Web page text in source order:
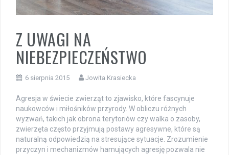
Z UWAGI NA
NIEBEZPIECZEŃSTWO
6 sierpnia 2015 Jowita Krasiecka
Agresja w świecie zwierząt to zjawisko, które fascynuje
naukowców i miłośników przyrody. W obliczu różnych
wyzwań, takich jak obrona terytoriów czy walka o zasoby,
zwierzęta często przyjmują postawy agresywne, które są
naturalną odpowiedzią na stresujące sytuacje. Zrozumienie
przyczyn i mechanizmów hamujących agresję pozwala nie